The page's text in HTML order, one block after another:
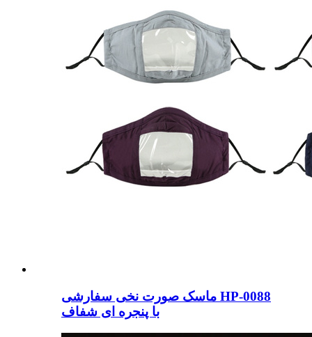
ماسک صورت نخی سفارشی HP-0088
با پنجره ای شفاف